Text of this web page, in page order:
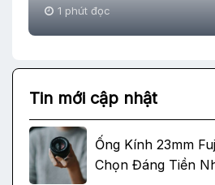
1 phút đọc
Tin mới cập nhật
Ống Kính 23mm
Chọn Đáng Tiền